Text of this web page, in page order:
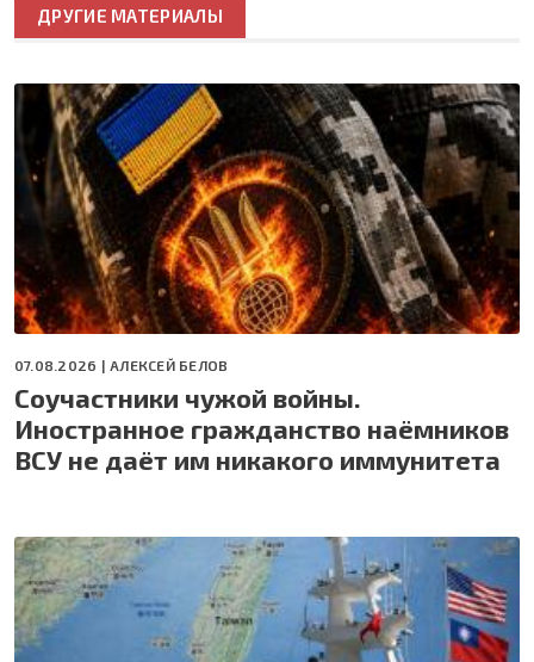
ДРУГИЕ МАТЕРИАЛЫ
07.08.2026 |АЛЕКСЕЙ БЕЛОВ
Соучастники чужой войны.
Иностранное гражданство наёмников
ВСУ не даёт им никакого иммунитета